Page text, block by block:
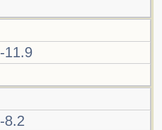
-11.9
-8.2